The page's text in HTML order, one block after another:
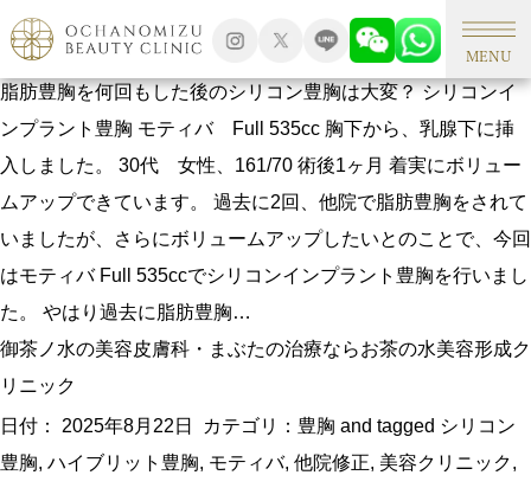
MENU
タグアーカイブ: 脂肪豊胸
脂肪豊胸後のシリコン豊胸症例（他院修正）
脂肪豊胸を何回もした後のシリコン豊胸は大変？ シリコンイ
ンプラント豊胸 モティバ Full 535cc 胸下から、乳腺下に挿
入しました。 30代 女性、161/70 術後1ヶ月 着実にボリュー
ムアップできています。 過去に2回、他院で脂肪豊胸をされて
いましたが、さらにボリュームアップしたいとのことで、今回
はモティバ Full 535ccでシリコンインプラント豊胸を行いまし
た。 やはり過去に脂肪豊胸…
御茶ノ水の美容皮膚科・まぶたの治療ならお茶の水美容形成ク
リニック
日付： 2025年8月22日 カテゴリ： 豊胸 and tagged シリコン
豊胸, ハイブリット豊胸, モティバ, 他院修正, 美容クリニック,